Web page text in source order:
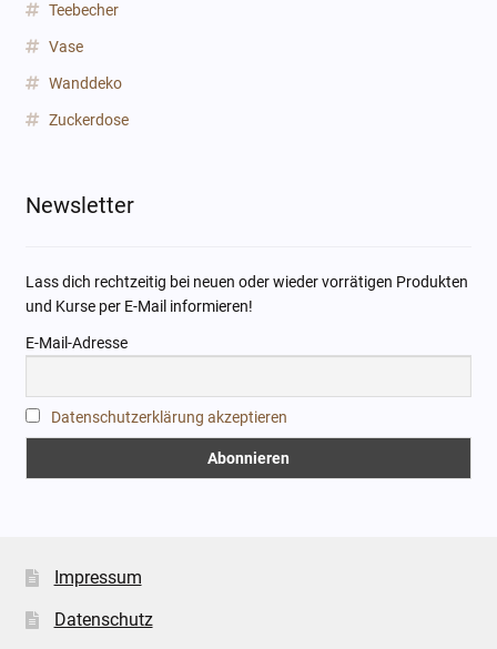
Teebecher
Vase
Wanddeko
Zuckerdose
Newsletter
Lass dich rechtzeitig bei neuen oder wieder vorrätigen Produkten
und Kurse per E-Mail informieren!
E-Mail-Adresse
Datenschutzerklärung akzeptieren
Impressum
Datenschutz